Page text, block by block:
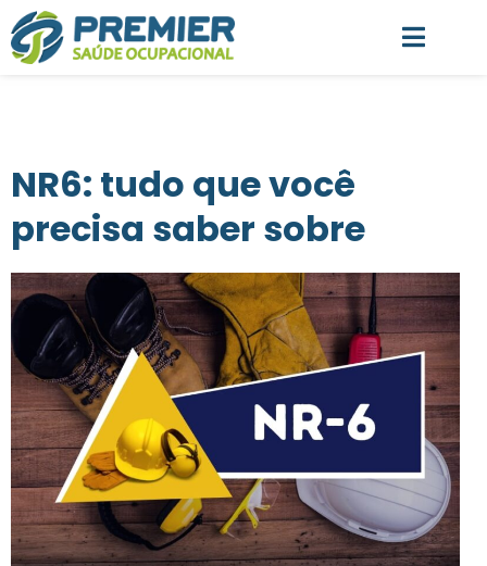
NR6: tudo que você
precisa saber sobre